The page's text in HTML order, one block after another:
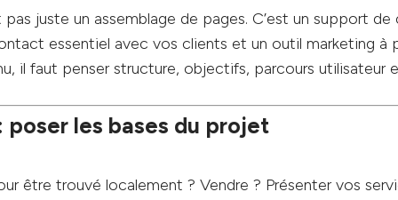
pas juste un assemblage de pages. C’est un support
essentiel avec vos clients et un outil marketing à
il faut penser structure, objectifs, parcours utilisateur
poser les bases du projet
être trouvé localement ? Vendre ? Présenter vos